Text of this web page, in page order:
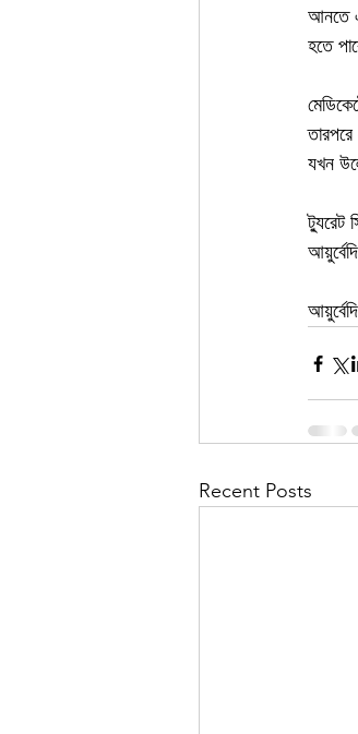
আনতে
হতে
যখন
ট্যুরেট
Recent Posts